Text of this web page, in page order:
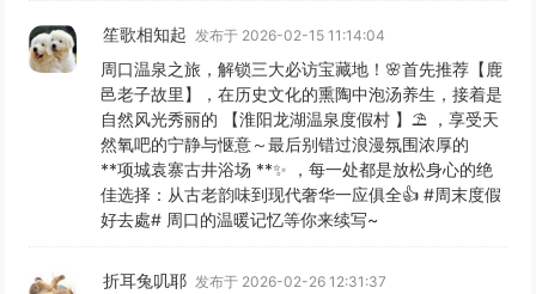
笙歌相知起 发布于 2026-02-15 11:14:04
周口温泉之旅，解锁三大必访宝藏地！🌸首先推荐【鹿
邑老子故里】，在历史文化的熏陶中泡汤养生，接着是
自然风光秀丽的 【淮阳龙湖温泉度假村 】⛱️ ，享受天
然氧吧的宁静与惬意～最后别错过浪漫氛围浓厚的
**项城袁寨古井浴场 **✨ ，每一处都是放松身心的绝
佳选择：从古老韵味到现代奢华一应俱全👍 #周末度假
好去處# 周口的温暖记忆等你来续写~
折耳兔叽耶 发布于 2026-02-26 12:31:37